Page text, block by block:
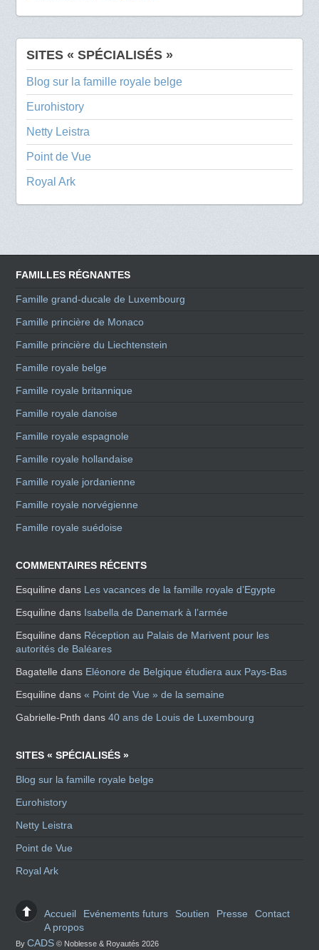
SITES « SPÉCIALISÉS »
Blog sur la famille royale belge
Eurohistory
Netty Leistra
Point de Vue
Royal Ark
FAMILLES RÉGNANTES
Famille grand-ducale de Luxembourg
Famille princière de Monaco
Famille princière du Liechtenstein
Famille royale belge
Famille royale britannique
Famille royale danoise
Famille royale espagnole
Famille royale hollandaise
Famille royale jordanienne
Famille royale norvégienne
Famille royale suédoise
COMMENTAIRES RÉCENTS
Esquiline dans Les vacances de la famille royale d’Egypte
Esquiline dans Isabella de Danemark à l’armée
Esquiline dans Réception au Palais de Marivent pour les
autorités de Baléares
Bagatelle dans Eléonore de Belgique étudiera aux Pays-Bas
Esquiline dans« Point de Vue » de la semaine
Gabrielle-Pnth dans40 ans de Louis de Luxembourg
SITES « SPÉCIALISÉS »
Blog sur la famille royale belge
Eurohistory
Netty Leistra
Point de Vue
Royal Ark
Accueil Evénements futurs Soutien Presse
Contact
A propos
ByCADS © Noblesse & Royautés 2026